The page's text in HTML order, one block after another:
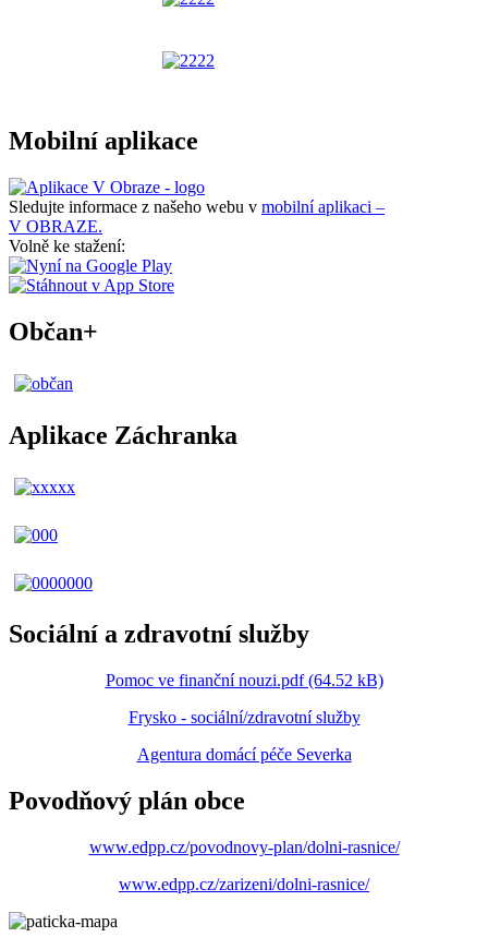
Mobilní aplikace
Sledujte informace z našeho webu v mobilní aplikaci –
V OBRAZE.
Volně ke stažení:
Občan+
Aplikace Záchranka
Sociální a zdravotní služby
Pomoc ve finanční nouzi.pdf (64.52 kB)
Frysko - sociální/zdravotní služby
Agentura domácí péče Severka
Povodňový plán obce
www.edpp.cz/povodnovy-plan/dolni-rasnice/
www.edpp.cz/zarizeni/dolni-rasnice/